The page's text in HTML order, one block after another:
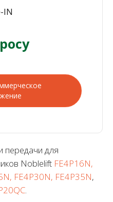
IN
для
Noblelift FE4P16N,
FE4P30N, FE4P35N,
.